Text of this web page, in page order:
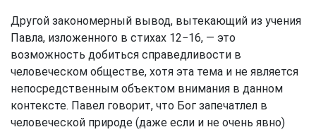
Другой закономерный вывод, вытекающий из учения
Павла, изложенного в стихах 12−16, — это
возможность добиться справедливости в
человеческом обществе, хотя эта тема и не является
непосредственным объектом внимания в данном
контексте. Павел говорит, что Бог запечатлел в
человеческой природе (даже если и не очень явно)